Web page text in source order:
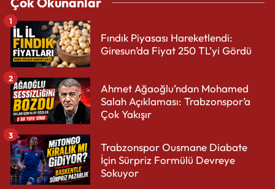
Fındık Piyasası Hareketlendi:
Giresun’da Fiyat 250 TL’yi Gördü
1
Ahmet Ağaoğlu’ndan Mohamed
Salah Açıklaması: Trabzonspor’a
Çok Yakışır
2
Trabzonspor Ousmane Diabate
İçin Sürpriz Formülü Devreye
Sokuyor
3